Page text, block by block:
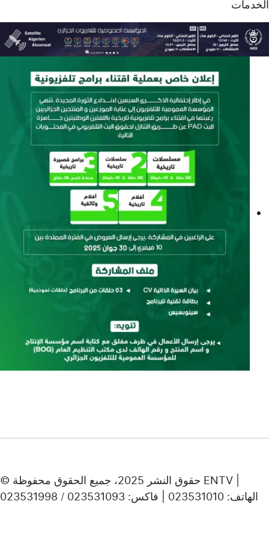
الخدمات
© حقوق النشر 2025، جميع الحقوق محفوظة ENTV |
الهاتف: 023531010 | فاكس: 023531093 / 023531998